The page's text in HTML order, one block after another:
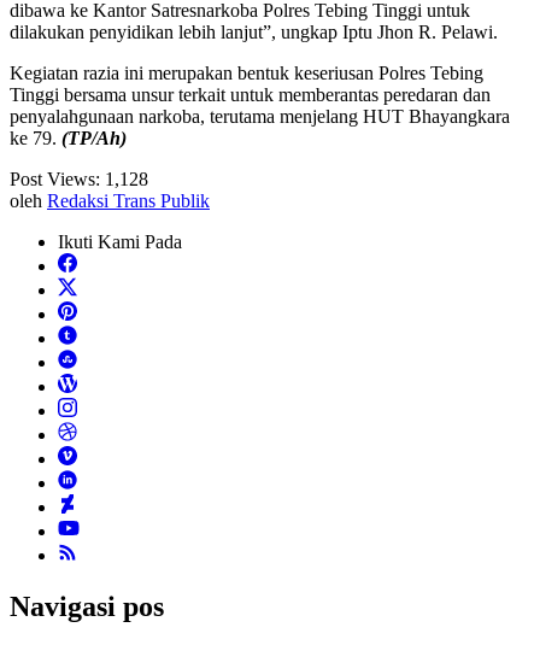
dibawa ke Kantor Satresnarkoba Polres Tebing Tinggi untuk
dilakukan penyidikan lebih lanjut”, ungkap Iptu Jhon R. Pelawi.
Kegiatan razia ini merupakan bentuk keseriusan Polres Tebing
Tinggi bersama unsur terkait untuk memberantas peredaran dan
penyalahgunaan narkoba, terutama menjelang HUT Bhayangkara
ke 79. (TP/Ah)
Post Views: 1,128
oleh Redaksi Trans Publik
Ikuti Kami Pada
Navigasi pos